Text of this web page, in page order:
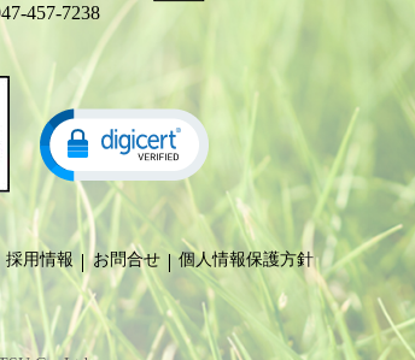
457-7238
採用情報 お問合せ 個人情報保護方針